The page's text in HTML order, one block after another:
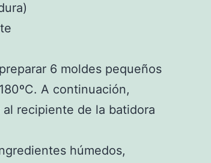
6 moldes pequeños
A continuación,
al recipiente de la batidora
húmedos,